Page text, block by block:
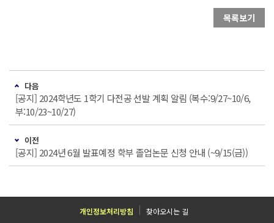
목록보기
다음
[공지] 2024학년도 1학기 다전공 선발 계획 알림 (복수:9/27~10/6,
부:10/23~10/27)
이전
[공지] 2024년 6월 발표예정 학부 졸업논문 신청 안내 (~9/15(금))
개인정보처리방침 찾아오시는 길